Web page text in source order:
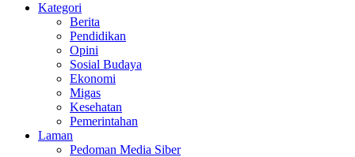
Kategori
Berita
Pendidikan
Opini
Sosial Budaya
Ekonomi
Migas
Kesehatan
Pemerintahan
Laman
Pedoman Media Siber